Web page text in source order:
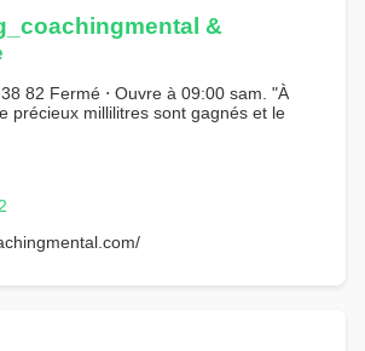
&
82 Fermé ⋅ Ouvre à 09:00 sam. "À
précieux millilitres sont gagnés et le